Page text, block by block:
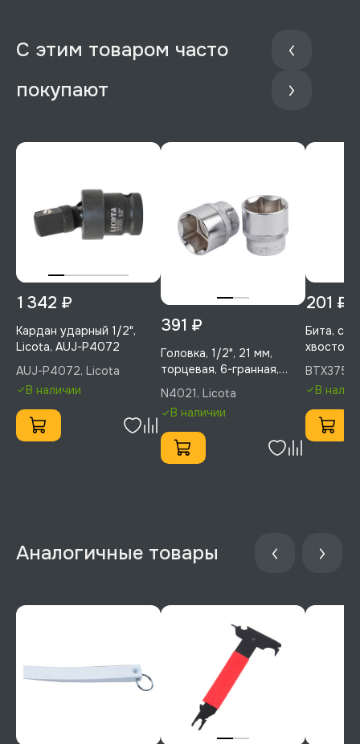
С этим товаром часто
покупают
1 342 ₽
Кардан ударный 1/2",
Licota, AUJ-P4072
AUJ-P4072, Licota
В наличии
391 ₽
Головка, 1/2", 21 мм,
торцевая, 6-гранная,
Licota, N4021
N4021, Licota
В наличии
201 ₽
Бита, с
75 мм, 1
В